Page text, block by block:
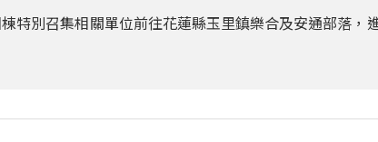
特別召集相關單位前往花蓮縣玉里鎮樂合及安通部落，